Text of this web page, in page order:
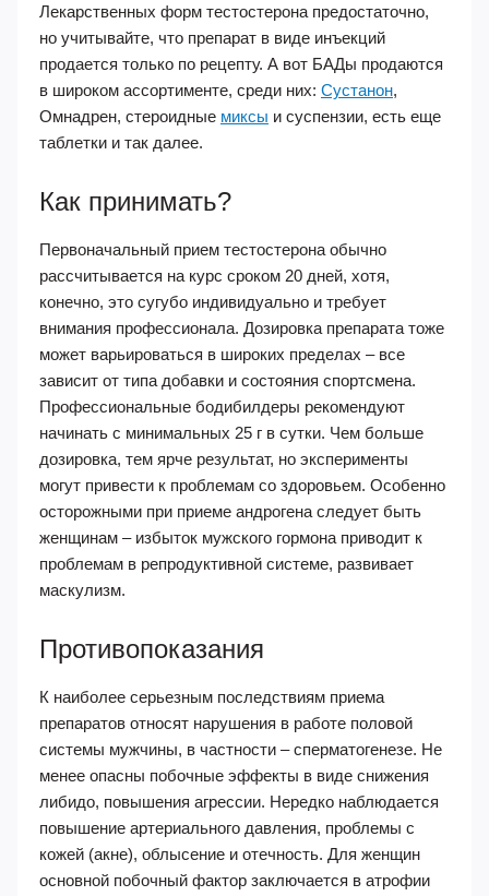
Лекарственных форм тестостерона предостаточно,
но учитывайте, что препарат в виде инъекций
продается только по рецепту. А вот БАДы продаются
в широком ассортименте, среди них: Сустанон,
Омнадрен, стероидные миксы и суспензии, есть еще
таблетки и так далее.
Как принимать?
Первоначальный прием тестостерона обычно
рассчитывается на курс сроком 20 дней, хотя,
конечно, это сугубо индивидуально и требует
внимания профессионала. Дозировка препарата тоже
может варьироваться в широких пределах – все
зависит от типа добавки и состояния спортсмена.
Профессиональные бодибилдеры рекомендуют
начинать с минимальных 25 г в сутки. Чем больше
дозировка, тем ярче результат, но эксперименты
могут привести к проблемам со здоровьем. Особенно
осторожными при приеме андрогена следует быть
женщинам – избыток мужского гормона приводит к
проблемам в репродуктивной системе, развивает
маскулизм.
Противопоказания
К наиболее серьезным последствиям приема
препаратов относят нарушения в работе половой
системы мужчины, в частности – сперматогенезе. Не
менее опасны побочные эффекты в виде снижения
либидо, повышения агрессии. Нередко наблюдается
повышение артериального давления, проблемы с
кожей (акне), облысение и отечность. Для женщин
основной побочный фактор заключается в атрофии